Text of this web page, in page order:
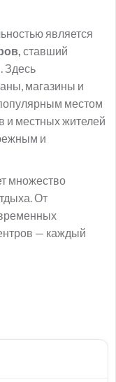
является
ставший
Здесь
магазины и
местом
и местных жителей
и
множество
От
— каждый